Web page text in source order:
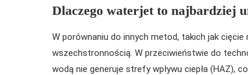
Dlaczego waterjet to najbardziej
W porównaniu do innych metod, takich jak
wszechstronnością. W przeciwieństwie do
wodą nie generuje strefy wpływu ciepła (HAZ),